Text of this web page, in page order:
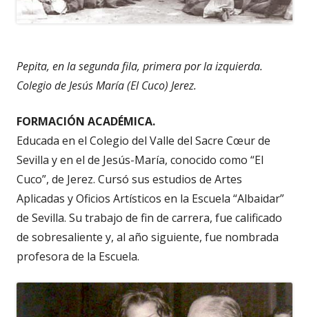
Pepita, en la segunda fila, primera por la izquierda.
Colegio de Jesús María (El Cuco) Jerez.
FORMACIÓN ACADÉMICA.
Educada en el Colegio del Valle del Sacre Cœur de
Sevilla y en el de Jesús-María, conocido como “El
Cuco”, de Jerez. Cursó sus estudios de Artes
Aplicadas y Oficios Artísticos en la Escuela “Albaidar”
de Sevilla. Su trabajo de fin de carrera, fue calificado
de sobresaliente y, al año siguiente, fue nombrada
profesora de la Escuela.